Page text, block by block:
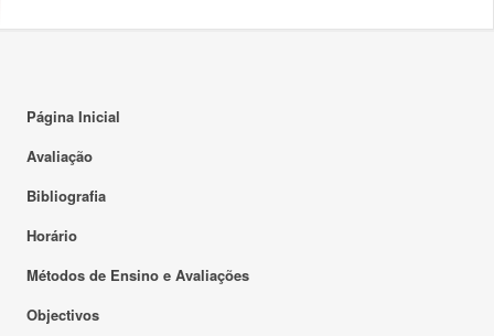
Página Inicial
Avaliação
Bibliografia
Horário
Métodos de Ensino e Avaliações
Objectivos